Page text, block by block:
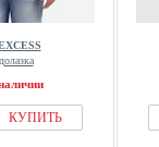
КУПИТЬ